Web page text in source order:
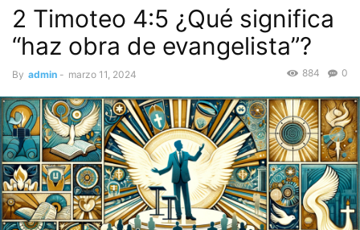
2 Timoteo 4:5 ¿Qué significa
“haz obra de evangelista”?
By admin - marzo 11, 2024 0
884